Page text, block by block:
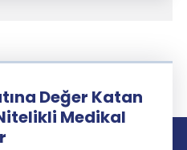
Değer Katan
Medikal